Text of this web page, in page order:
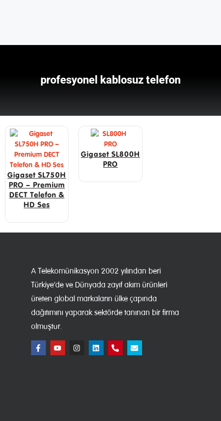
profesyonel kablosuz telefon
Gigaset SL750H
PRO – Premium
DECT Telefon &
HD Ses
Gigaset SL800H
PRO
A Telekomünikasyon 2002 yılından beri
Türkiye’de ve Dünyada zayıf akım ürünleri
üreten global markaların ülke çapında
dağıtımını yaparak sektörde tanınan bir firma
olmuştur.